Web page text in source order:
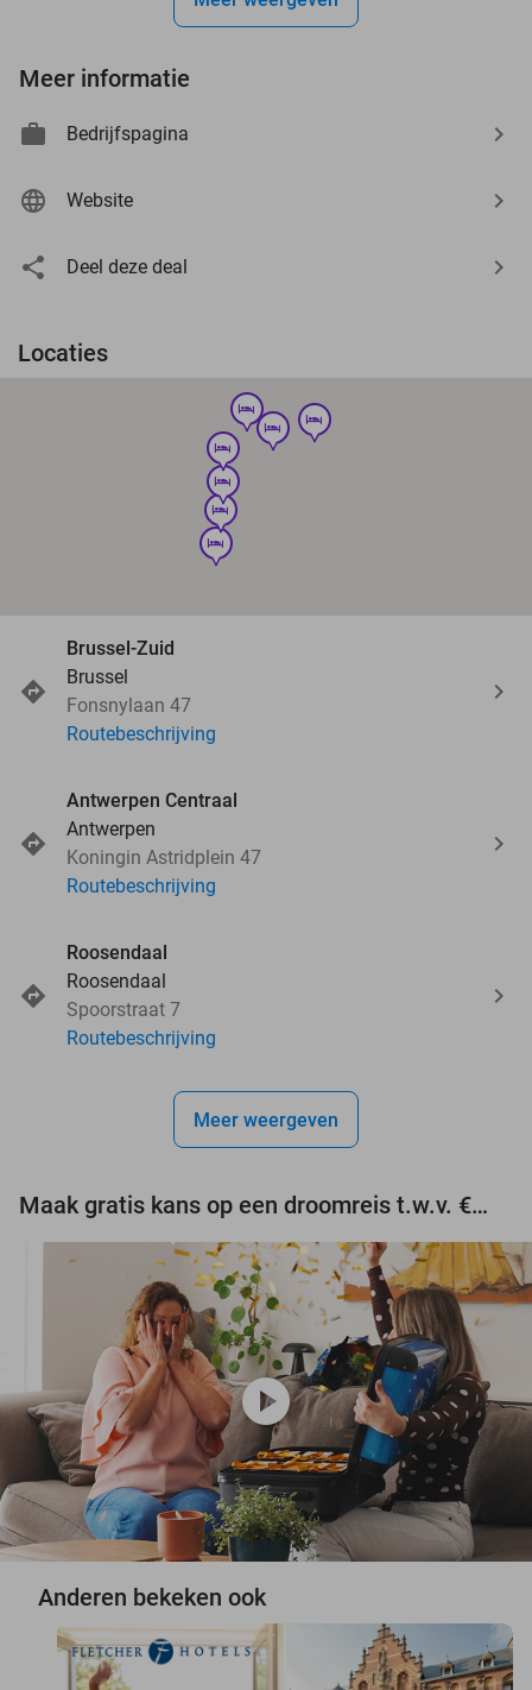
Meer informatie
Bedrijfspagina
Website
Deel deze deal
Locaties
hotel
hotel
hotel
hotel
hotel hotel
hotel
Brussel-Zuid
Brussel
Fonsnylaan 47
Routebeschrijving
Antwerpen Centraal
Antwerpen
Koningin Astridplein 47
Routebeschrijving
Roosendaal
Roosendaal
Spoorstraat 7
Routebeschrijving
Meer weergeven
Maak gratis kans op een droomreis t.w.v. €3.000!
play_circle
Anderen bekeken ook